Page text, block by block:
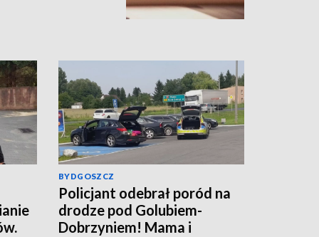
BYDGOSZCZ
Policjant odebrał poród na
drodze pod Golubiem-
Dobrzyniem! Mama i